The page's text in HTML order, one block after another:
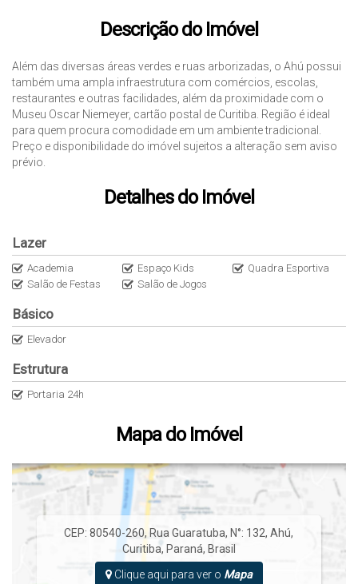
Descrição do Imóvel
Além das diversas áreas verdes e ruas arborizadas, o Ahú possui
também uma ampla infraestrutura com comércios, escolas,
restaurantes e outras facilidades, além da proximidade com o
Museu Oscar Niemeyer, cartão postal de Curitiba. Região é ideal
para quem procura comodidade em um ambiente tradicional.
Preço e disponibilidade do imóvel sujeitos a alteração sem aviso
prévio.
Detalhes do Imóvel
Lazer
Academia Espaço Kids
Quadra Esportiva
Salão de Festas
Salão de Jogos
Básico
Elevador
Estrutura
Portaria 24h
Mapa do Imóvel
CEP: 80540-260, Rua Guaratuba, N°: 132,Ahú,
Curitiba, Paraná, Brasil
Clique aqui para ver o Mapa